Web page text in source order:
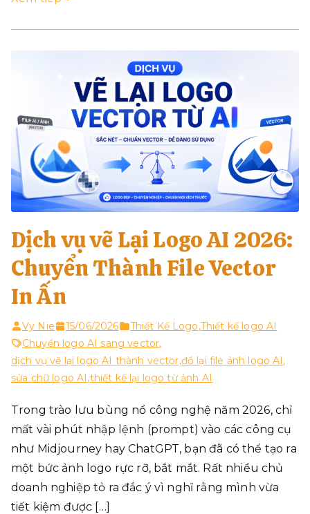
Dịch vụ vẽ Lại Logo AI 2026:
Chuyển Thành File Vector
In Ấn
Vy Nie 15/06/2026 Thiết Kế Logo,Thiết kế logo AI
Chuyển logo AI sang vector,
dịch vụ vẽ lại logo AI thành vector,đồ lại file ảnh logo AI,
sửa chữ logo AI,thiết kế lại logo từ ảnh AI
Trong trào lưu bùng nổ công nghệ năm 2026, chỉ
mất vài phút nhập lệnh (prompt) vào các công cụ
như Midjourney hay ChatGPT, bạn đã có thể tạo ra
một bức ảnh logo rực rỡ, bắt mắt. Rất nhiều chủ
doanh nghiệp tỏ ra đắc ý vì nghĩ rằng mình vừa
tiết kiệm được […]